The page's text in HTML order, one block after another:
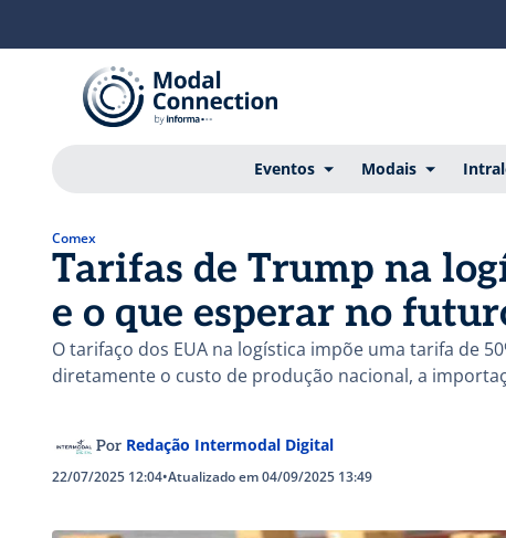
Eventos Modais
Comex
Tarifas de Trump na
e o que esperar no
O tarifaço dos EUA na logística impõe uma tarifa de
diretamente o custo de produção nacional, a
Por Redação Intermodal Digital
22/07/2025 12:04•Atualizado em 04/09/2025 13:49